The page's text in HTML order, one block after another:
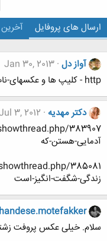
ارسال های پروفایل
آواز دل Jan 30, 2013
http - کلیپ ها و عکسهای-ناب-متحرک
دکتر مهدیه 3, 2012
آدمایی-هستن-که
زندگی-شگفت-انگیز-است
سلام. خیلی عکس پروفت